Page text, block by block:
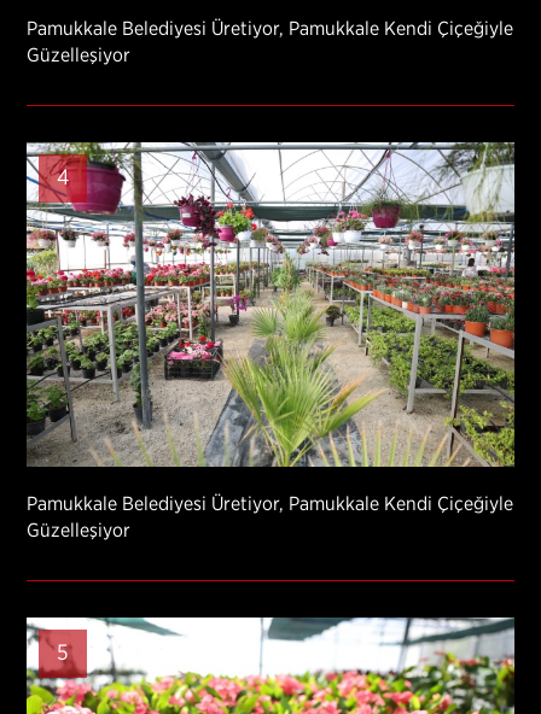
Pamukkale Belediyesi Üretiyor, Pamukkale Kendi Çiçeğiyle
Güzelleşiyor
4
Pamukkale Belediyesi Üretiyor, Pamukkale Kendi Çiçeğiyle
Güzelleşiyor
5